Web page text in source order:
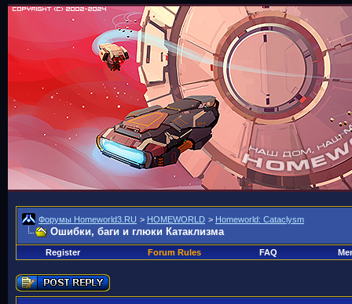
Форумы Homeworld3.RU > HOMEWORLD > Homeworld: Cataclysm
Ошибки, баги и глюки Катаклизма
Register Forum Rules FAQ